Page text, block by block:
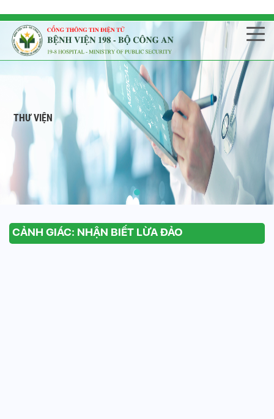
THƯ VIỆN
CẢNH GIÁC: NHẬN BIẾT LỪA ĐẢO